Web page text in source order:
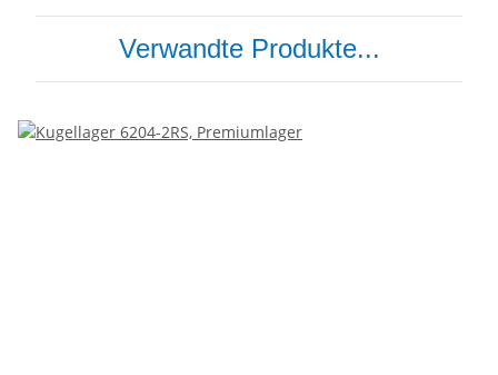
Verwandte Produkte...